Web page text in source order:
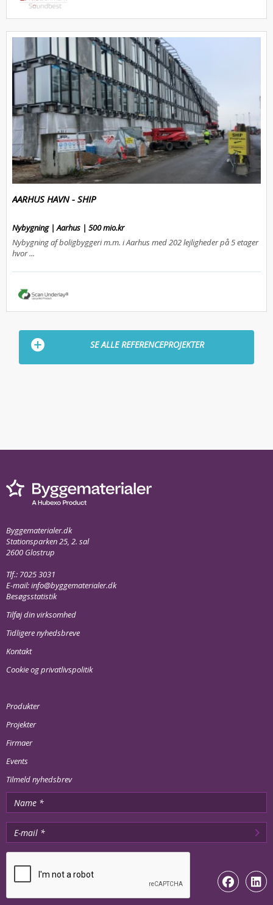
AARHUS HAVN - SHIP
Nybygning | Aarhus | 500 mio.kr
Nybygning af boligbyggeri m.m. i Aarhus med 202 lejligheder på 5 etager
hvor ...
SE ALLE REFERENCEPROJEKTER
Byggematerialer.dk
Stationsparken 25, 2. sal
2600 Glostrup
Tlf.: 7025 3031
E-mail:info@byggematerialer.dk
Besøgsstatistik
Tilføj din virksomhed
Tidligere nyhedsbreve
Kontakt
Cookie og privatlivspolitik
Produkter
Projekter
Firmaer
Events
Tilmeld nyhedsbrev